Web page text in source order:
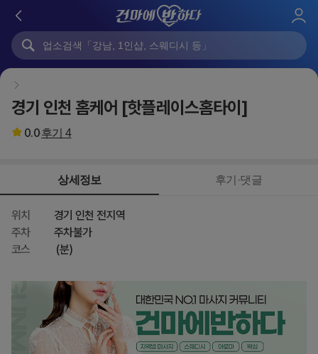
로
경기 인천 홈케어 [핫플레이스홈타이]
0.0후기4
상세정보 후기·댓글
위치
경기 인천 전지역
주차
주차불가
코스
(분)